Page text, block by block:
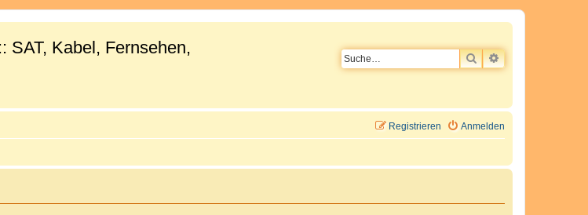
SAT, Kabel, Fernsehen,
SUCHEERWEITERTE
Anmelden
Registrieren